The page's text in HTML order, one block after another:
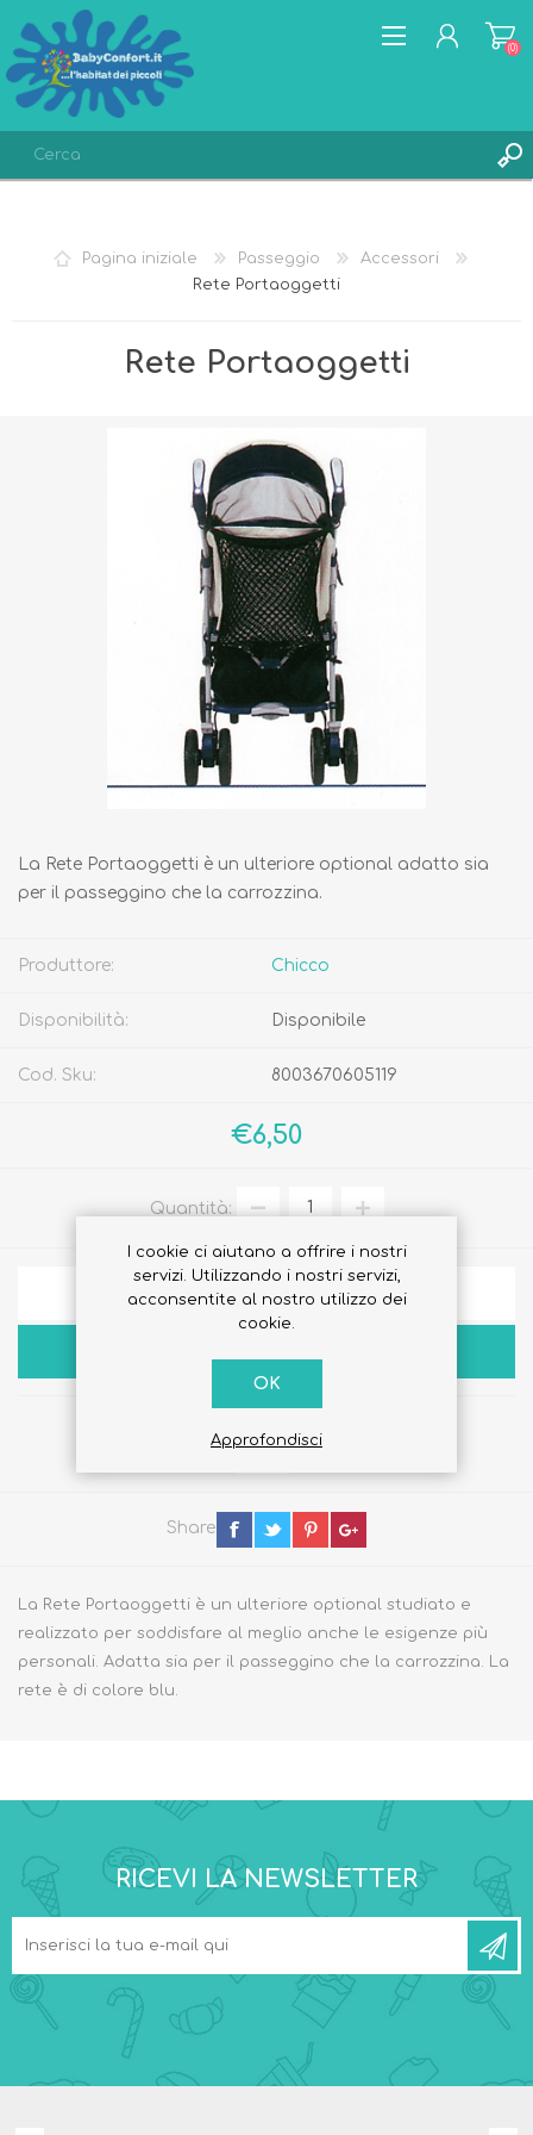
LISTA DEI DESIDERI
(0)
Pagina iniziale Passeggio
Accessori
Rete Portaoggetti
Rete Portaoggetti
La Rete Portaoggetti è un ulteriore optional adatto sia
per il passeggino che la carrozzina.
Produttore: Chicco
Disponibilità: Disponibile
Cod. Sku: 8003670605119
€6,50
Quantità:
AGGIUNGI ALLA LISTA DEI DESIDERI
Share
La Rete Portaoggetti è un ulteriore optional studiato e
realizzato per soddisfare al meglio anche le esigenze più
personali. Adatta sia per il passeggino che la carrozzina. La
rete è di colore blu.
RICEVI LA NEWSLETTER
I cookie ci aiutano a offrire i nostri
servizi. Utilizzando i nostri servizi,
acconsentite al nostro utilizzo dei
cookie.
OK
Approfondisci